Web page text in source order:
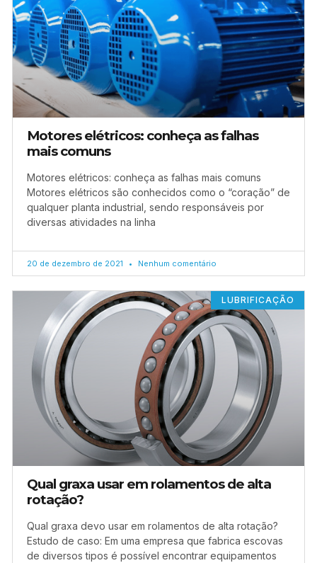
Motores elétricos: conheça as falhas
mais comuns
Motores elétricos: conheça as falhas mais comuns
Motores elétricos são conhecidos como o “coração” de
qualquer planta industrial, sendo responsáveis por
diversas atividades na linha
20 de dezembro de 2021 Nenhum comentário
LUBRIFICAÇÃO
Qual graxa usar em rolamentos de alta
rotação?
Qual graxa devo usar em rolamentos de alta rotação?
Estudo de caso: Em uma empresa que fabrica escovas
de diversos tipos é possível encontrar equipamentos